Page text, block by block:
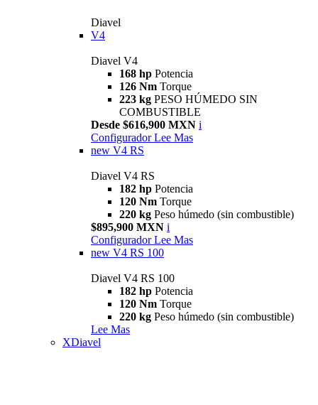
Diavel
V4
Diavel V4
168 hp Potencia
126 Nm Torque
223 kg PESO HÚMEDO SIN
COMBUSTIBLE
Desde $616,900 MXN i
Configurador Lee Mas
new V4 RS
Diavel V4 RS
182 hp Potencia
120 Nm Torque
220 kg Peso húmedo (sin combustible)
$895,900 MXN i
Configurador Lee Mas
new V4 RS 100
Diavel V4 RS 100
182 hp Potencia
120 Nm Torque
220 kg Peso húmedo (sin combustible)
Lee Mas
XDiavel